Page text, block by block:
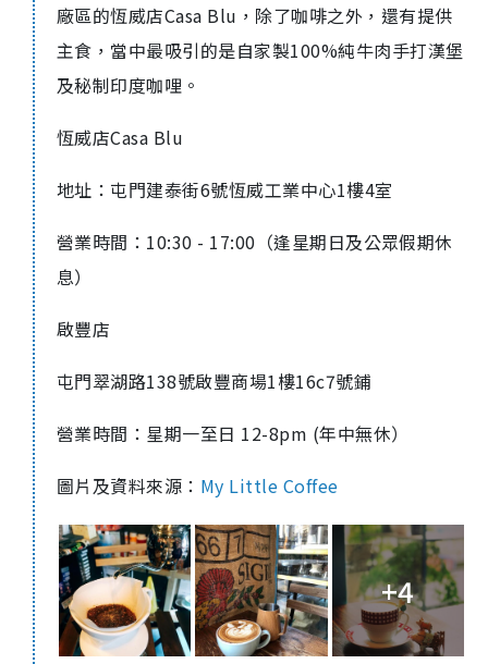
廠區的恆威店Casa Blu，除了咖啡之外，還有提供
主食，當中最吸引的是自家製100%純牛肉手打漢堡
及秘制印度咖哩。
恆威店Casa Blu
地址：屯門建泰街6號恆威工業中心1樓4室
營業時間：10:30 - 17:00（逢星期日及公眾假期休
息）
啟豐店
屯門翠湖路138號啟豐商場1樓16c7號鋪
營業時間：星期一至日 12-8pm (年中無休）
圖片及資料來源： My Little Coffee
+4